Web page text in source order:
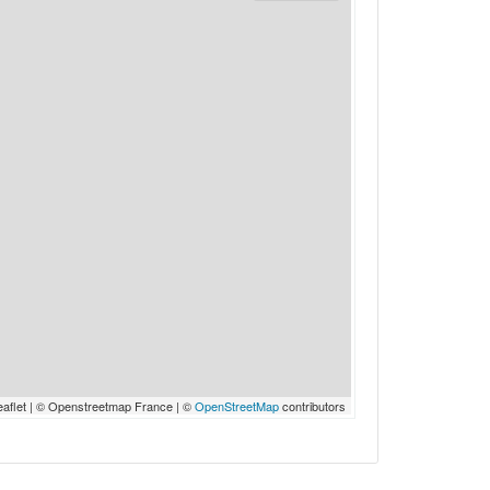
| © Openstreetmap France | ©OpenStreetMapcontributors